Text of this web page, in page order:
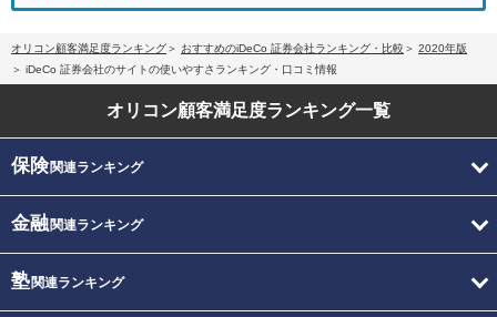
オリコン顧客満足度ランキング おすすめのiDeCo 証券会社ランキング・比較
2020年版
iDeCo 証券会社のサイトの使いやすさランキング・口コミ情報
オリコン顧客満足度ランキング一覧
保険関連ランキング
金融関連ランキング
塾関連ランキング